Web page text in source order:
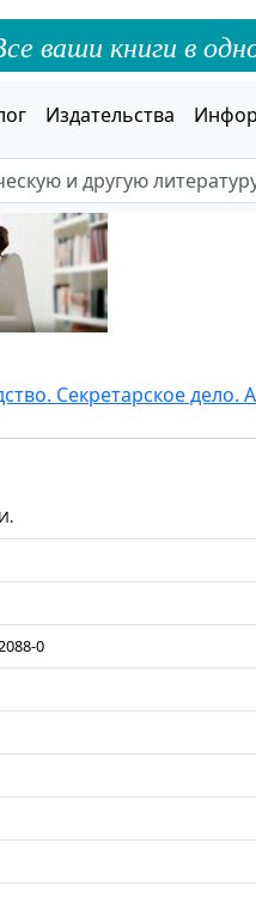
ваши книги в
Издательства
Секретарское дело.
0